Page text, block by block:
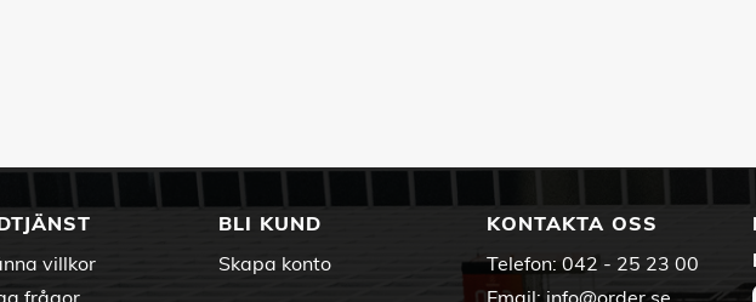
villkor
frågor
BLI KUND
Skapa konto
KONTAKTA OSS
Telefon: 042 - 25 23 00
Email: info@order.se